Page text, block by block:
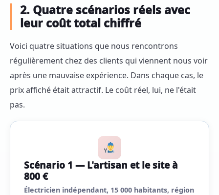
2. Quatre scénarios réels avec
leur coût total chiffré
Voici quatre situations que nous rencontrons
régulièrement chez des clients qui viennent nous voir
après une mauvaise expérience. Dans chaque cas, le
prix affiché était attractif. Le coût réel, lui, ne l'était
pas.
Scénario 1 — L'artisan et le site à
800 €
Électricien indépendant, 15 000 habitants, région